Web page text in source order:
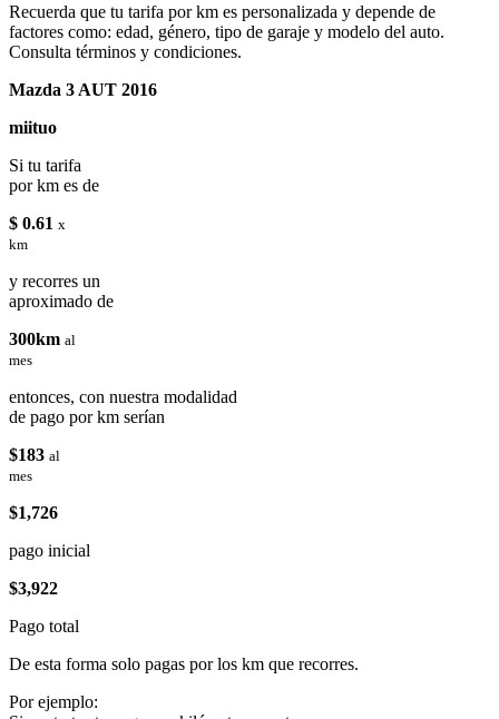
Recuerda que tu tarifa por km es personalizada y depende de
factores como: edad, género, tipo de garaje y modelo del auto.
Consulta términos y condiciones.
Mazda 3 AUT 2016
miituo
Si tu tarifa
por km es de
$ 0.61 x
km
y recorres un
aproximado de
300km al
mes
entonces, con nuestra modalidad
de pago por km serían
$183 al
mes
$1,726
pago inicial
$3,922
Pago total
De esta forma solo pagas por los km que recorres.
Por ejemplo: